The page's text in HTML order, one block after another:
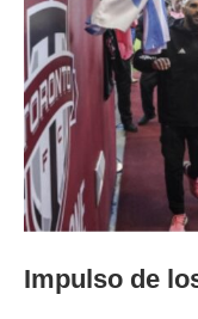
Impulso de